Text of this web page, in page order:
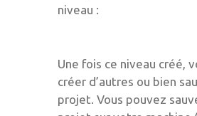
niveau :
Une fois ce niveau créé,
créer d’autres ou bien
projet. Vous pouvez